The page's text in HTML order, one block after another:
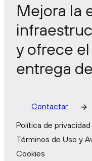
Mejora la
y ofrece
entrega
Contactar
Política de privacidad
Términos de Uso y
Cookies